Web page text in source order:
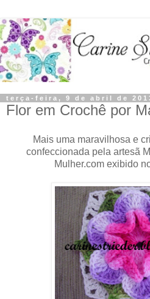
terça-feira, 9 de abril de
Flor em Crochê por
Mais uma maravilhosa e
confeccionada pela artesã
Mulher.com exibido